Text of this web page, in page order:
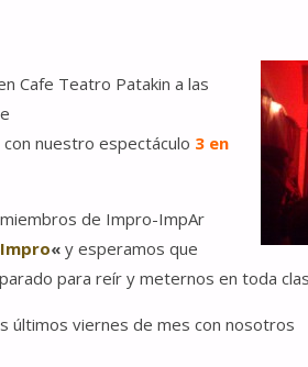
Cafe Teatro Patakin a las
nuestro espectáculo 3 en
de Impro-ImpAr
« y esperamos que
para reír y meternos en toda
últimos viernes de mes con nosotros